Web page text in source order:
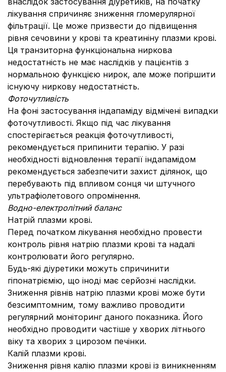
лікування спричиняє зниження гломерулярної
фільтрації. Це може призвести до підвищення
рівня сечовини у крові та креатиніну плазми крові.
Ця транзиторна функціональна ниркова
недостатність не має наслідків у пацієнтів з
нормальною функцією нирок, але може погіршити
існуючу ниркову недостатність.
Фоточутливість
На фоні застосування індапаміду відмічені випадки
фоточутливості. Якщо під час лікування
спостерігається реакція фоточутливості,
рекомендується припинити терапію. У разі
необхідності відновлення терапії індапамідом
рекомендується забезпечити захист ділянок, що
перебувають під впливом сонця чи штучного
ультрафіолетового опромінення.
Водно-електролітний баланс
Натрій плазми крові.
Перед початком лікування необхідно провести
контроль рівня натрію плазми крові та надалі
контролювати його регулярно.
Будь-які діуретики можуть спричинити
гіпонатріємію, що іноді має серйозні наслідки.
Зниження рівнів натрію плазми крові може бути
безсимптомним, тому важливо проводити
регулярний моніторинг даного показника. Його
необхідно проводити частіше у хворих літнього
віку та хворих з цирозом печінки.
Калій плазми крові.
Зниження рівня калію плазми крові із виникненням